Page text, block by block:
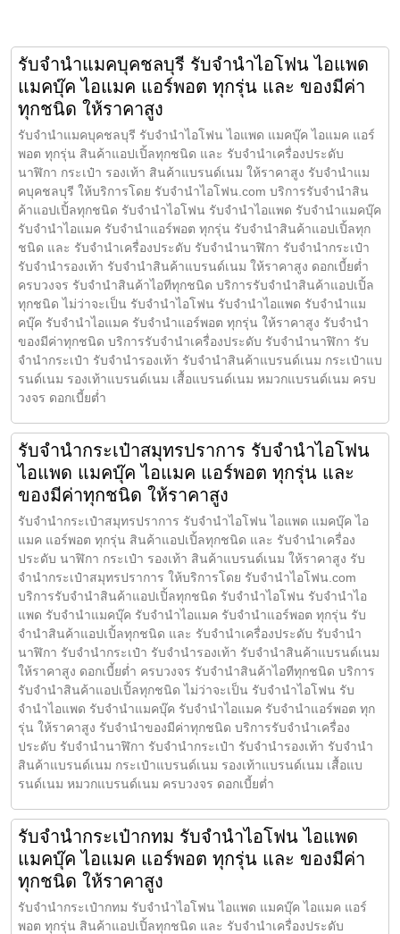
รับจำนำแมคบุคชลบุรี รับจำนำไอโฟน ไอแพด
แมคบุ๊ค ไอแมค แอร์พอต ทุกรุ่น และ ของมีค่า
ทุกชนิด ให้ราคาสูง
รับจำนำแมคบุคชลบุรี รับจำนำไอโฟน ไอแพด แมคบุ๊ค ไอแมค แอร์
พอต ทุกรุ่น สินค้าแอปเปิ้ลทุกชนิด และ รับจำนำเครื่องประดับ
นาฬิกา กระเป๋า รองเท้า สินค้าแบรนด์เนม ให้ราคาสูง รับจำนำแม
คบุคชลบุรี ให้บริการโดย รับจํานําไอโฟน.com บริการรับจำนำสิน
ค้าแอปเปิ้ลทุกชนิด รับจำนำไอโฟน รับจำนำไอแพด รับจำนำแมคบุ๊ค
รับจำนำไอแมค รับจำนำแอร์พอต ทุกรุ่น รับจำนำสินค้าแอปเปิ้ลทุก
ชนิด และ รับจำนำเครื่องประดับ รับจำนำนาฬิกา รับจำนำกระเป๋า
รับจำนำรองเท้า รับจำนำสินค้าแบรนด์เนม ให้ราคาสูง ดอกเบี้ยต่ำ
ครบวงจร รับจำนำสินค้าไอทีทุกชนิด บริการรับจำนำสินค้าแอปเปิ้ล
ทุกชนิด ไม่ว่าจะเป็น รับจำนำไอโฟน รับจำนำไอแพด รับจำนำแม
คบุ๊ค รับจำนำไอแมค รับจำนำแอร์พอต ทุกรุ่น ให้ราคาสูง รับจำนำ
ของมีค่าทุกชนิด บริการรับจำนำเครื่องประดับ รับจำนำนาฬิกา รับ
จำนำกระเป๋า รับจำนำรองเท้า รับจำนำสินค้าแบรนด์เนม กระเป๋าแบ
รนด์เนม รองเท้าแบรนด์เนม เสื้อแบรนด์เนม หมวกแบรนด์เนม ครบ
วงจร ดอกเบี้ยต่ำ
รับจำนำกระเป๋าสมุทรปราการ รับจำนำไอโฟน
ไอแพด แมคบุ๊ค ไอแมค แอร์พอต ทุกรุ่น และ
ของมีค่าทุกชนิด ให้ราคาสูง
รับจำนำกระเป๋าสมุทรปราการ รับจำนำไอโฟน ไอแพด แมคบุ๊ค ไอ
แมค แอร์พอต ทุกรุ่น สินค้าแอปเปิ้ลทุกชนิด และ รับจำนำเครื่อง
ประดับ นาฬิกา กระเป๋า รองเท้า สินค้าแบรนด์เนม ให้ราคาสูง รับ
จำนำกระเป๋าสมุทรปราการ ให้บริการโดย รับจํานําไอโฟน.com
บริการรับจำนำสินค้าแอปเปิ้ลทุกชนิด รับจำนำไอโฟน รับจำนำไอ
แพด รับจำนำแมคบุ๊ค รับจำนำไอแมค รับจำนำแอร์พอต ทุกรุ่น รับ
จำนำสินค้าแอปเปิ้ลทุกชนิด และ รับจำนำเครื่องประดับ รับจำนำ
นาฬิกา รับจำนำกระเป๋า รับจำนำรองเท้า รับจำนำสินค้าแบรนด์เนม
ให้ราคาสูง ดอกเบี้ยต่ำ ครบวงจร รับจำนำสินค้าไอทีทุกชนิด บริการ
รับจำนำสินค้าแอปเปิ้ลทุกชนิด ไม่ว่าจะเป็น รับจำนำไอโฟน รับ
จำนำไอแพด รับจำนำแมคบุ๊ค รับจำนำไอแมค รับจำนำแอร์พอต ทุก
รุ่น ให้ราคาสูง รับจำนำของมีค่าทุกชนิด บริการรับจำนำเครื่อง
ประดับ รับจำนำนาฬิกา รับจำนำกระเป๋า รับจำนำรองเท้า รับจำนำ
สินค้าแบรนด์เนม กระเป๋าแบรนด์เนม รองเท้าแบรนด์เนม เสื้อแบ
รนด์เนม หมวกแบรนด์เนม ครบวงจร ดอกเบี้ยต่ำ
รับจำนำกระเป๋ากทม รับจำนำไอโฟน ไอแพด
แมคบุ๊ค ไอแมค แอร์พอต ทุกรุ่น และ ของมีค่า
ทุกชนิด ให้ราคาสูง
รับจำนำกระเป๋ากทม รับจำนำไอโฟน ไอแพด แมคบุ๊ค ไอแมค แอร์
พอต ทุกรุ่น สินค้าแอปเปิ้ลทุกชนิด และ รับจำนำเครื่องประดับ